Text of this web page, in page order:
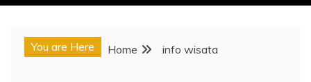
You are Here Home info wisata